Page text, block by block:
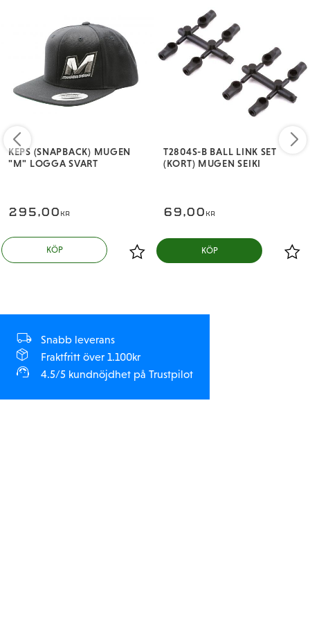
KEPS (SNAPBACK) MUGEN
"M" LOGGA SVART
295,00 KR
KÖP
T2804S-B BALL LINK SET
(KORT) MUGEN SEIKI
69,00 KR
KÖP
Snabb leverans
Fraktfritt över 1.100kr
4.5/5 kundnöjdhet på Trustpilot